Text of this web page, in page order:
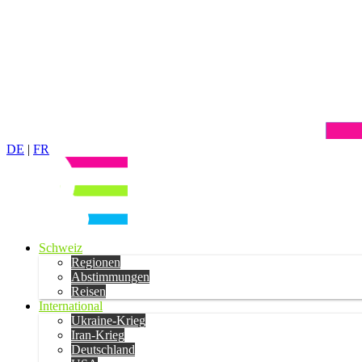
DE | FR
Schweiz
Regionen
Abstimmungen
Reisen
International
Ukraine-Krieg
Iran-Krieg
Deutschland